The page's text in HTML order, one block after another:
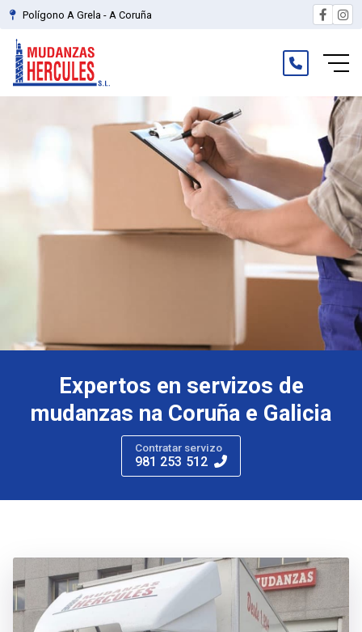
Polígono A Grela - A Coruña
Expertos en servizos de
mudanzas na Coruña e Galicia
Contratar servizo
981 253 512